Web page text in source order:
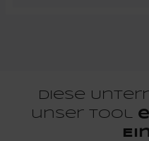
Diese
unser Tool